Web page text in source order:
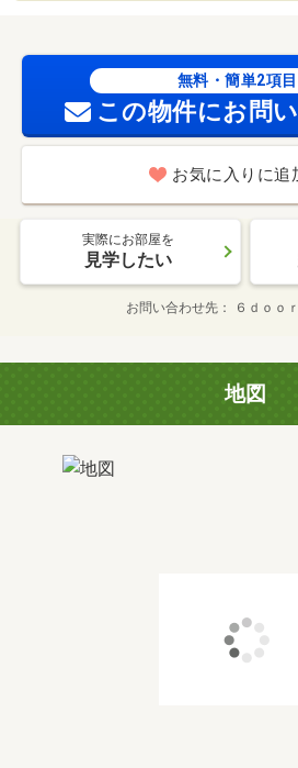
無料・簡単2項目
この物件にお問
お気に入りに追
実際にお部屋を
見学したい
お問い合わせ先 ６ｄｏｏ
地図